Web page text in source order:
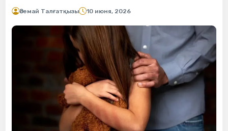
Әсемай Талғатқызы 10 июня, 2026